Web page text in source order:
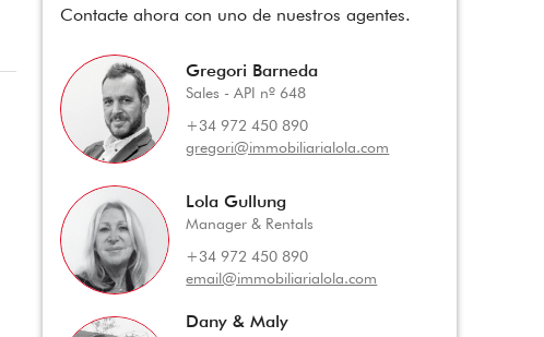
Contacte ahora con uno de nuestros agentes.
Gregori Barneda
Sales - API nº 648
+34 972 450 890
gregori@immobiliarialola.com
Lola Gullung
Manager & Rentals
+34 972 450 890
email@immobiliarialola.com
Dany & Maly